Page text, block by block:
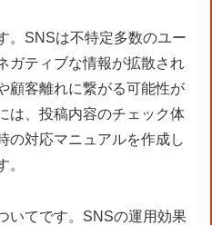
。SNSは不特定多数のユー
ガティブな情報が拡散され
顧客離れに繋がる可能性が
は、投稿内容のチェック体
の対応マニュアルを作成し
。
いてです。SNSの運用効果